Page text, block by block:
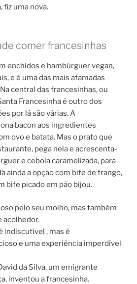
fiz uma nova.
comer francesinhas
enchidos e hambúrguer vegan,
e é uma das mais afamadas
central das francesinhas, ou
Francesinha é outro dos
por lá são várias. A
bacon aos ingredientes
ovo e batata. Mas o prato que
pega nela e acrescenta-
e cebola caramelizada, para
ainda a opção com bife de frango,
bife picado em pão bijou.
pelo seu molho, mas também
acolhedor.
indiscutível , mas é
e uma experiência imperdível
da Silva, um emigrante
inventou a francesinha.